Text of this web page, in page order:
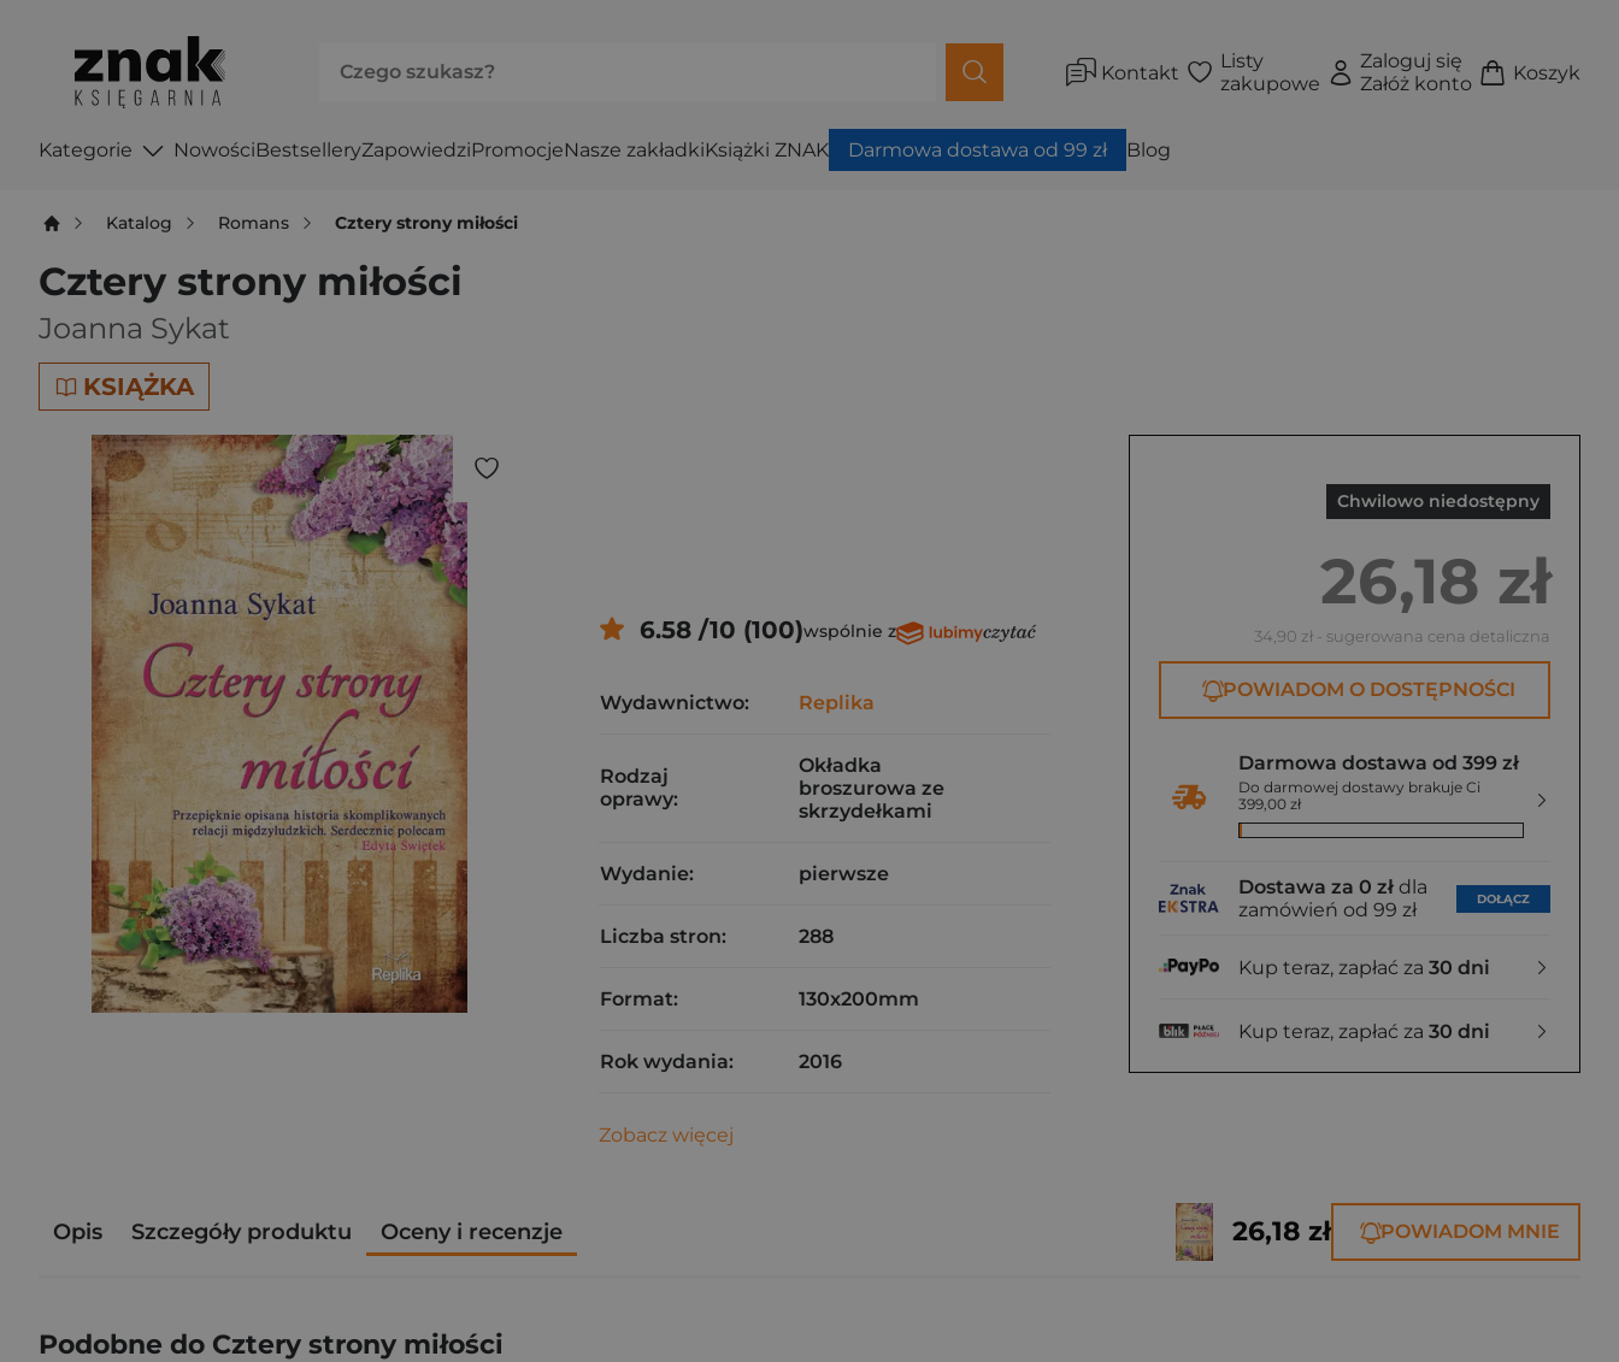
Kontakt
Listy
zakupowe
Zaloguj się
Załóż konto
Koszyk
Kategorie NowościBestselleryZapowiedziPromocjeNasze zakładkiKsiążki ZNAK Darmowa dostawa od 99 zł Blog
Katalog Romans Cztery strony miłości
Cztery strony miłości
Joanna Sykat
KSIĄŻKA
Chwilowo niedostępny
26,18 zł
34,90 zł - sugerowana cena detaliczna
POWIADOM O DOSTĘPNOŚCI
Darmowa dostawa od 399 zł
Do darmowej dostawy brakuje Ci
399,00 zł
Dostawa za 0 zł dla
zamówień od 99 zł
DOŁĄCZ
Kup teraz, zapłać za 30 dni
Kup teraz, zapłać za 30 dni
6.58 /10 (100)wspólnie z
Wydawnictwo: Replika
Rodzaj
oprawy:
Okładka
broszurowa ze
skrzydełkami
Wydanie: pierwsze
Liczba stron: 288
Format: 130x200mm
Rok wydania: 2016
Zobacz więcej
Opis Szczegóły produktu Oceny i recenzje 26,18 zł POWIADOM MNIE
Podobne do Cztery strony miłości